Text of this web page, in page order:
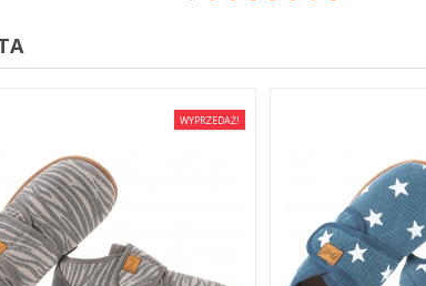
WYPRZEDAŻ!